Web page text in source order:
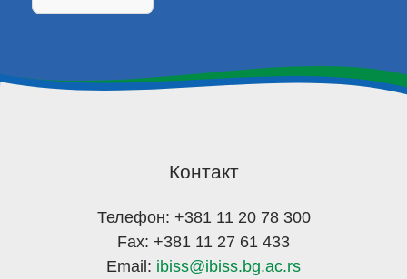
Контакт
Телефон: +381 11 20 78 300
Fax: +381 11 27 61 433
Email: ibiss@ibiss.bg.ac.rs